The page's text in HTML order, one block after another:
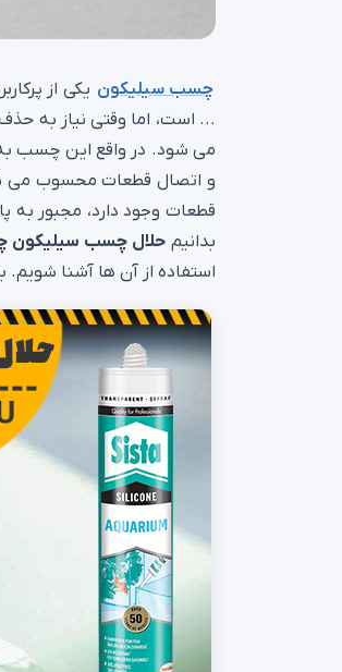
چسب سیلیکون یکی از
... است، اما وقتی نیاز به
می شود. در واقع این چسب به
و اتصال قطعات محسوب می
قطعات وجود دارد، مجبور
بدانیم حلال چسب سیلیکون
استفاده از آن ها آشنا شویم.